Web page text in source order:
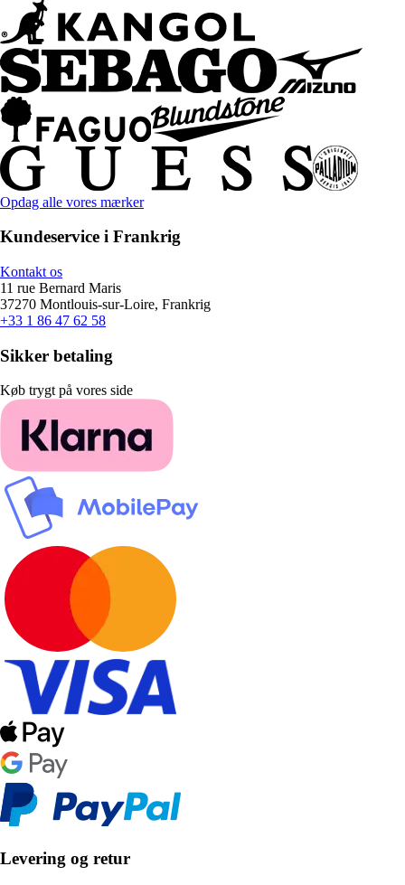
Opdag alle vores mærker
Kundeservice i Frankrig
Kontakt os
11 rue Bernard Maris
37270 Montlouis-sur-Loire, Frankrig
+33 1 86 47 62 58
Sikker betaling
Køb trygt på vores side
Levering og retur